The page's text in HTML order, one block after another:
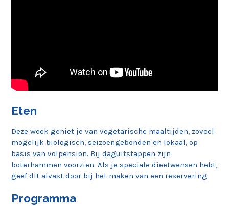
Eten
Deze week geniet je van vegetarische maaltijden, zoveel
mogelijk biologisch, seizoengebonden en lokaal, op
basis van volpension. Bij daguitstappen zijn
boterhammen voorzien. Als je speciale dieetwensen hebt,
geef dit alvast door bij het maken van een reservering.
Programma